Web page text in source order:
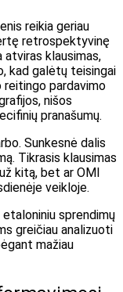
reikia geriau
retrospektyvinę
klausimas,
kad galėtų teisingai
pardavimo
nišos
pranašumų.
Sunkesnė dalis
Tikrasis klausimas
kitą, bet ar OMI
veikloje.
sprendimų
greičiau analizuoti
mažiau